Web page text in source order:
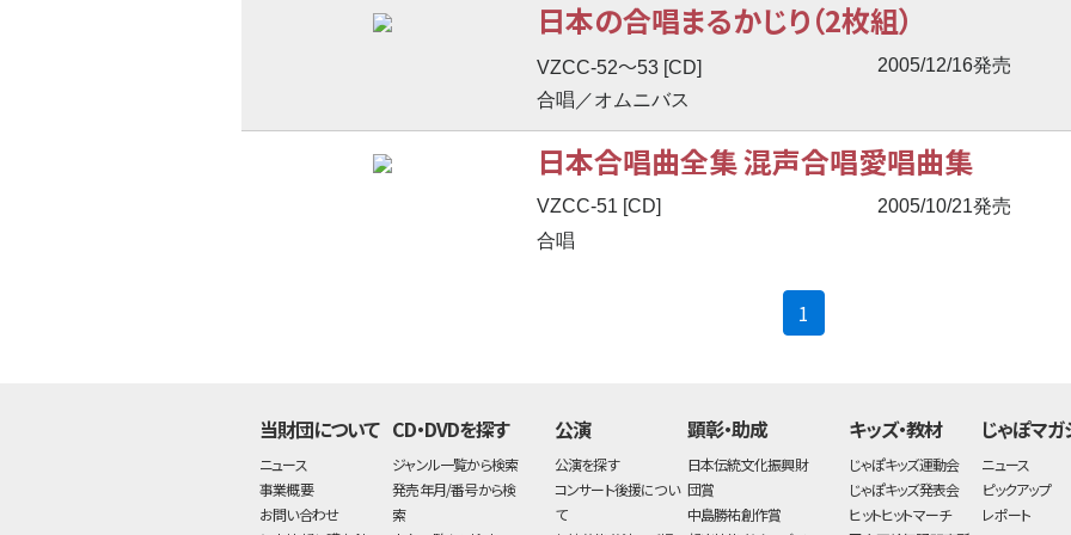
日本の合唱まるかじり（2枚組）
VZCC-52〜53 [CD]
2005/12/16発売
合唱／オムニバス
日本合唱曲全集 混声合唱愛唱曲集
VZCC-51 [CD]
2005/10/21発売
合唱
1
当財団について
ニュース
事業概要
お問い合わせ
CD・DVDを探す
ジャンル一覧から検索
発売年月/番号から検
索
公演
公演を探す
コンサート後援につい
て
顕彰・助成
日本伝統文化振興財
団賞
中島勝祐創作賞
キッズ・教材
じゃぽキッズ運動会
じゃぽキッズ発表会
ヒットヒットマーチ
じゃぽマ
ニュース
ピックアップ
レポート